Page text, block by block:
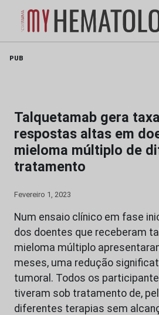
PUB
Talquetamab gera
respostas altas em
mieloma múltiplo de
tratamento
Fevereiro 1, 2023
Num ensaio clínico em fase
dos doentes que receberam
mieloma múltiplo
meses, uma redução
tumoral. Todos os
tiveram sob tratamento de,
diferentes terapias sem